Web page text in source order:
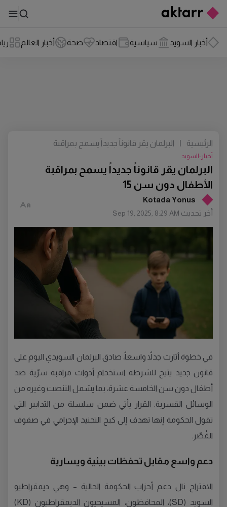
أخبار السويد سياسية اقتصاد صحة أخبار العالم
Kotada Yonus
أخر تحديث Sep 19, 2025, 8:29 AM
البرلمان يقر قانوناً جديداً يسمح بمراقبة
الأطفال دون سن 15
أخبار-السويد
الرئيسية
البرلمان يقر قانوناً جديداً يسمح بمراقبة
في خطوة أثارت جدلاً واسعاً، صادق البرلمان السويدي اليوم على
قانون جديد يتيح للشرطة استخدام أدوات مراقبة سرّية ضد
أطفال دون سن الخامسة عشرة، بما يشمل التنصت وغيره من
الوسائل القسرية. القرار يأتي ضمن سلسلة من التدابير التي
تقول الحكومة إنها تهدف إلى كبح التجنيد الإجرامي في صفوف
القُصّر.
دعم واسع مقابل تحفظات بيئية ويسارية
الاقتراح نال دعم أحزاب الحكومة الحالية – وهي ديمقراطيو
السويد (SD)، المحافظون، المسيحيون الديمقراطيون (KD)